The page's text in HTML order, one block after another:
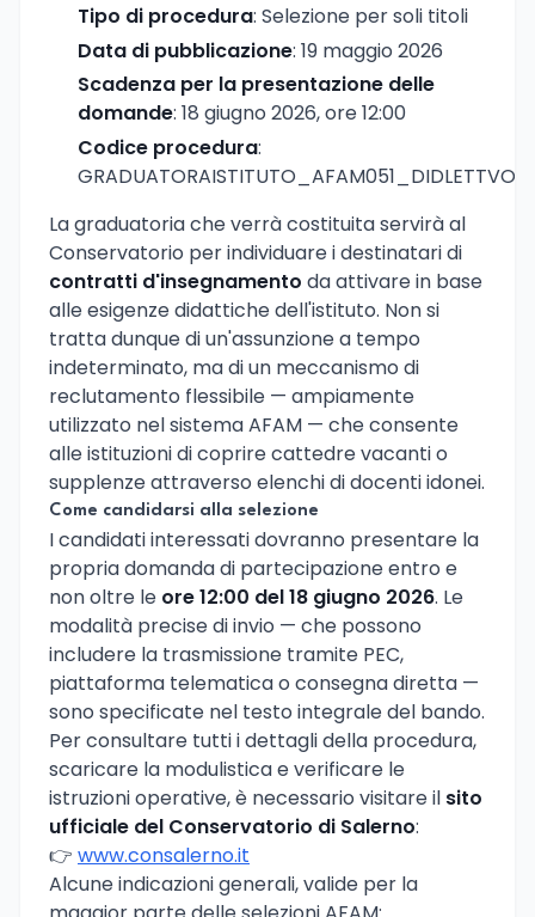
Tipo di procedura: Selezione per soli titoli
Data di pubblicazione: 19 maggio 2026
Scadenza per la presentazione delle
domande: 18 giugno 2026, ore 12:00
Codice procedura:
La graduatoria che verrà costituita servirà al
Conservatorio per individuare i destinatari di
contratti d'insegnamento da attivare in base
alle esigenze didattiche dell'istituto. Non si
tratta dunque di un'assunzione a tempo
indeterminato, ma di un meccanismo di
reclutamento flessibile — ampiamente
utilizzato nel sistema AFAM — che consente
alle istituzioni di coprire cattedre vacanti o
supplenze attraverso elenchi di docenti idonei.
Come candidarsi alla selezione
I candidati interessati dovranno presentare la
propria domanda di partecipazione entro e
non oltre le ore 12:00 del 18 giugno 2026. Le
modalità precise di invio — che possono
includere la trasmissione tramite PEC,
piattaforma telematica o consegna diretta —
sono specificate nel testo integrale del bando.
Per consultare tutti i dettagli della procedura,
scaricare la modulistica e verificare le
istruzioni operative, è necessario visitare il sito
ufficiale del Conservatorio di Salerno:
👉 www.consalerno.it
Alcune indicazioni generali, valide per la